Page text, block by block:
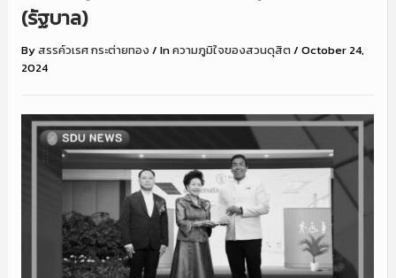
(รัฐบาล)
Byสรรค์วเรศ กระต่ายทอง / Inความภูมิใจของสวนดุสิต / October 24,
2024